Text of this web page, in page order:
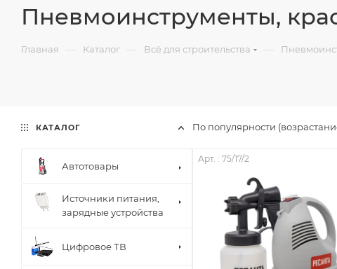
Пневмоинструменты,
Главная — Каталог — Всё для строительства —
По популярности
Арт. : 75/17/2
КАТАЛОГ
Автотовары
Источники питания,
зарядные устройства
Цифровое ТВ